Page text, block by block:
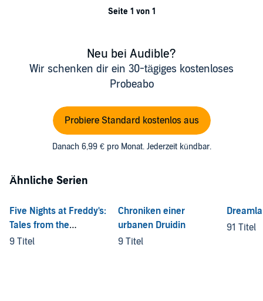
Seite 1 von 1
Neu bei Audible?
Wir schenken dir ein 30-tägiges kostenloses
Probeabo
Probiere Standard kostenlos aus
Danach 6,99 € pro Monat. Jederzeit kündbar.
Ähnliche Serien
Five Nights at Freddy's:
Tales from the
Pizzaplex
9 Titel
Chroniken einer
urbanen Druidin
9 Titel
91 Titel